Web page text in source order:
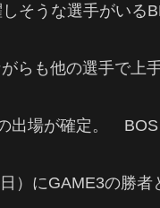
そうな選手がいる
らも他の選手で上
出場が確定。 BOS
）にGAME3の勝者